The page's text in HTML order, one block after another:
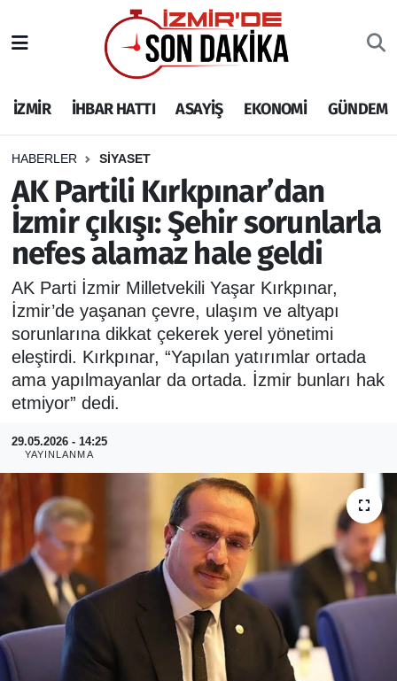
İZMİR İHBAR HATTI ASAYİŞ EKONOMİ GÜNDEM
HABERLER SİYASET
AK Partili Kırkpınar’dan
İzmir çıkışı: Şehir sorunlarla
nefes alamaz hale geldi
AK Parti İzmir Milletvekili Yaşar Kırkpınar,
İzmir’de yaşanan çevre, ulaşım ve altyapı
sorunlarına dikkat çekerek yerel yönetimi
eleştirdi. Kırkpınar, “Yapılan yatırımlar ortada
ama yapılmayanlar da ortada. İzmir bunları hak
etmiyor” dedi.
29.05.2026 - 14:25
YAYINLANMA
İHBAR HATTI
DEPREM
GENEL
EKONOMİ
SİYASET
SPOR
ASAYİŞ
İzmir Nöbetçi Eczaneler
İzmir Hava Durumu
İzmir Namaz Vakitleri
İzmir Trafik Yoğunluk Haritası
Puan Durumu ve Fikstür
Tüm Manşetler
Son Dakika Haberleri
Haber Arşivi